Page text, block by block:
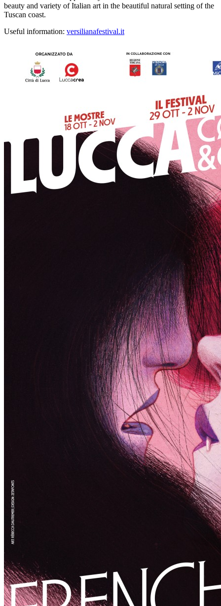
beauty and variety of Italian art in the beautiful natural setting of the
Tuscan coast.
Useful information: versilianafestival.it